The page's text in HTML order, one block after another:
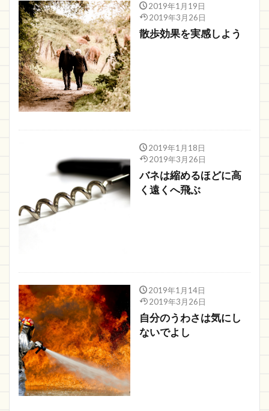
2019年1月19日
2019年3月26日
散歩効果を実感しよう
2019年1月18日
2019年3月26日
バネは縮めるほどに高
く遠くへ飛ぶ
2019年1月14日
2019年3月26日
自分のうわさは気にし
ないでよし